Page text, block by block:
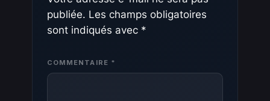
publiée. Les champs obligatoires
sont indiqués avec *
COMMENTAIRE *